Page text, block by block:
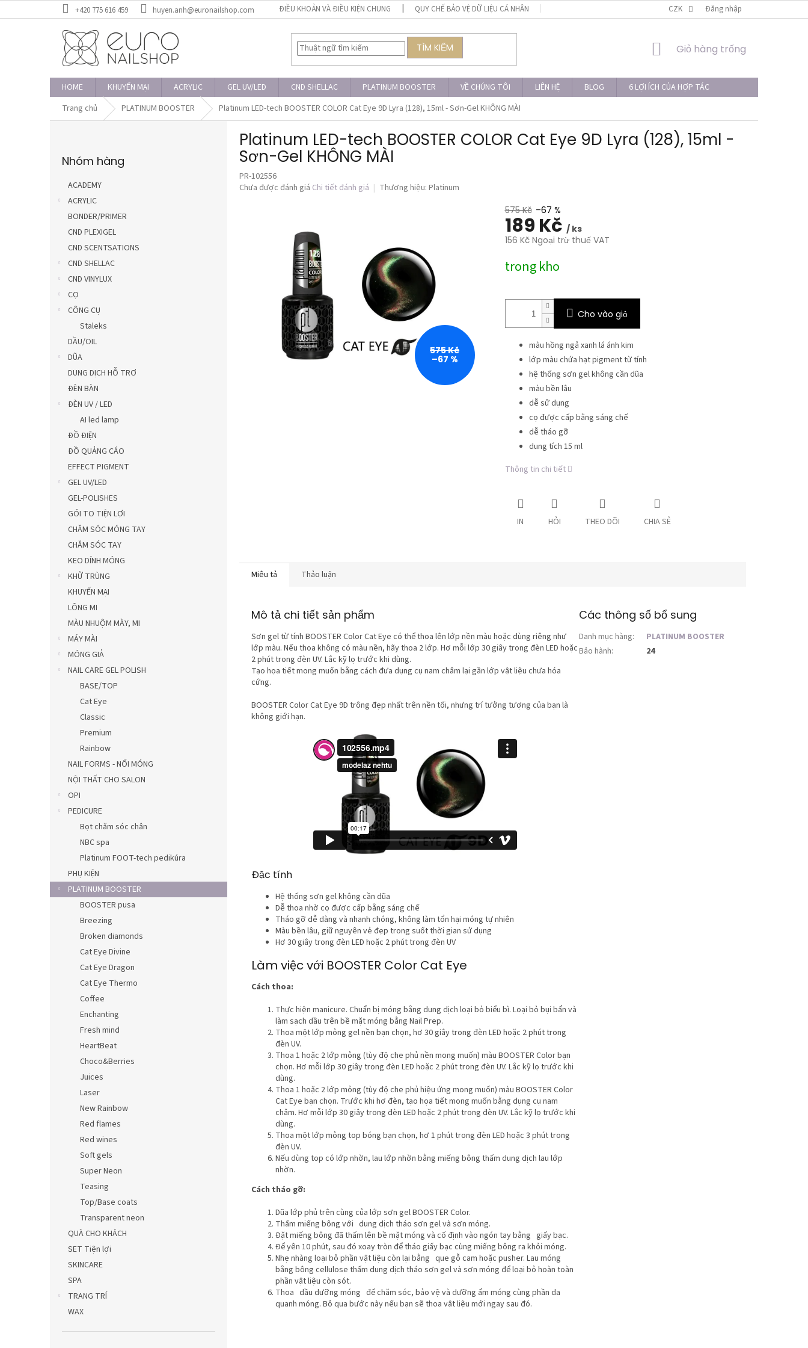
qua
+420 775 616 459 huyen.anh@euronailshop.com ĐIỀU KHOẢN VÀ ĐIỀU KIỆN CHUNG QUY CHẾ BẢO VỆ DỮ LIỆU CÁ NHÂN CZK Đăng nhập
TÌM KIẾM
GIỎ
Giỏ hàng trống
HOME KHUYẾN MẠI ACRYLIC GEL UV/LED CND SHELLAC PLATINUM BOOSTER VỀ CHÚNG TÔI LIÊN HỆ BLOG
6 LỢI ÍCH CỦA HỢP TÁC
Trang chủ
PLATINUM BOOSTER Platinum LED-tech BOOSTER COLOR Cat Eye 9D Lyra (128), 15ml - Sơn-Gel KHÔNG MÀI
qua
mục
Nhóm hàng
ACADEMY
ACRYLIC
BONDER/PRIMER
CND PLEXIGEL
CND SCENTSATIONS
CND SHELLAC
CND VINYLUX
CỌ
CÔNG CỤ
Staleks
DẦU/OIL
DŨA
DUNG DỊCH HỖ TRƠ
ĐÈN BÀN
ĐÈN UV / LED
AI led lamp
ĐỒ ĐIỆN
ĐỒ QUẢNG CÁO
EFFECT PIGMENT
GEL UV/LED
GEL-POLISHES
GÓI TO TIỆN LỢI
CHĂM SÓC MÓNG TAY
CHĂM SÓC TAY
KEO DÍNH MÓNG
KHỬ TRÙNG
KHUYẾN MẠI
LÔNG MI
MÀU NHUỘM MÀY, MI
MÁY MÀI
MÓNG GIẢ
NAIL CARE GEL POLISH
BASE/TOP
Cat Eye
Classic
Premium
Rainbow
NAIL FORMS - NỐI MÓNG
NỘI THẤT CHO SALON
OPI
PEDICURE
Bọt chăm sóc chân
NBC spa
Platinum FOOT-tech pedikúra
PHỤ KIỆN
PLATINUM BOOSTER
BOOSTER pusa
Breezing
Broken diamonds
Cat Eye Divine
Cat Eye Dragon
Cat Eye Thermo
Coffee
Enchanting
Fresh mind
HeartBeat
Choco&Berries
Juices
Laser
New Rainbow
Red flames
Red wines
Soft gels
Super Neon
Teasing
Top/Base coats
Transparent neon
QUÀ CHO KHÁCH
SET Tiện lợi
SKINCARE
SPA
TRANG TRÍ
WAX
Platinum LED-tech BOOSTER COLOR Cat Eye 9D Lyra (128), 15ml -
Sơn-Gel KHÔNG MÀI
PR-102556
Đánh
Chưa được đánh giá Chi tiết đánh giá Thương hiệu: Platinum
575 Kč
–67 %
575 Kč –67 %
189 Kč / ks
156 Kč Ngoại trừ thuế VAT
đo
trong kho
Cho vào giỏ
màu hồng ngả xanh lá ánh kim
lớp màu chứa hạt pigment từ tính
hệ thống sơn gel không cần dũa
màu bền lâu
dễ sử dụng
cọ được cấp bằng sáng chế
dễ tháo gỡ
dung tích 15 ml
Thông tin chi tiết
IN HỎI THEO DÕI CHIA SẺ
Miêu tả Thảo luận
Mô tả chi tiết sản phẩm
Sơn gel từ tính BOOSTER Color Cat Eye có thể thoa lên lớp nền màu hoặc dùng riêng như
lớp màu. Nếu thoa không có màu nền, hãy thoa 2 lớp. Hơ mỗi lớp 30 giây trong đèn LED hoặc
2 phút trong đèn UV. Lắc kỹ lọ trước khi dùng.
Tạo họa tiết mong muốn bằng cách đưa dụng cụ nam châm lại gần lớp vật liệu chưa hóa
cứng.
BOOSTER Color Cat Eye 9D trông đẹp nhất trên nền tối, nhưng trí tưởng tượng của bạn là
không giới hạn.
Đặc tính
Hệ thống sơn gel không cần dũa
Dễ thoa nhờ cọ được cấp bằng sáng chế
Tháo gỡ dễ dàng và nhanh chóng, không làm tổn hại móng tự nhiên
Màu bền lâu, giữ nguyên vẻ đẹp trong suốt thời gian sử dụng
Hơ 30 giây trong đèn LED hoặc 2 phút trong đèn UV
Làm việc với BOOSTER Color Cat Eye
Cách thoa:
Thực hiện manicure. Chuẩn bị móng bằng dung dịch loại bỏ biểu bì. Loại bỏ bụi bẩn và
làm sạch dầu trên bề mặt móng bằng Nail Prep.
Thoa một lớp mỏng gel nền bạn chọn, hơ 30 giây trong đèn LED hoặc 2 phút trong
đèn UV.
Thoa 1 hoặc 2 lớp mỏng (tùy độ che phủ nền mong muốn) màu BOOSTER Color bạn
chọn. Hơ mỗi lớp 30 giây trong đèn LED hoặc 2 phút trong đèn UV. Lắc kỹ lọ trước khi
dùng.
Thoa 1 hoặc 2 lớp mỏng (tùy độ che phủ hiệu ứng mong muốn) màu BOOSTER Color
Cat Eye bạn chọn. Trước khi hơ đèn, tạo họa tiết mong muốn bằng dụng cụ nam
châm. Hơ mỗi lớp 30 giây trong đèn LED hoặc 2 phút trong đèn UV. Lắc kỹ lọ trước khi
dùng.
Thoa một lớp mỏng top bóng bạn chọn, hơ 1 phút trong đèn LED hoặc 3 phút trong
đèn UV.
Nếu dùng top có lớp nhờn, lau lớp nhờn bằng miếng bông thấm dung dịch lau lớp
nhờn.
Cách tháo gỡ:
Dũa lớp phủ trên cùng của lớp sơn gel BOOSTER Color.
Thấm miếng bông với dung dịch tháo sơn gel và sơn móng.
Đặt miếng bông đã thấm lên bề mặt móng và cố định vào ngón tay bằng giấy bạc.
Để yên 10 phút, sau đó xoay tròn để tháo giấy bạc cùng miếng bông ra khỏi móng.
Nhẹ nhàng loại bỏ phần vật liệu còn lại bằng que gỗ cam hoặc pusher. Lau móng
bằng bông cellulose thấm dung dịch tháo sơn gel và sơn móng để loại bỏ hoàn toàn
phần vật liệu còn sót.
Thoa dầu dưỡng móng để chăm sóc, bảo vệ và dưỡng ẩm móng cùng phần da
quanh móng. Bỏ qua bước này nếu bạn sẽ thoa vật liệu mới ngay sau đó.
Các thông số bổ sung
Danh mục hàng:
PLATINUM BOOSTER
Bảo hành: 24